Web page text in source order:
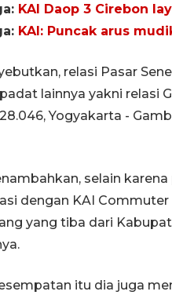
KAI Daop 3 Cirebon
KAI: Puncak arus
relasi Pasar
lainnya yakni relasi
Yogyakarta -
selain
dengan KAI Commuter
yang tiba dari
itu dia juga